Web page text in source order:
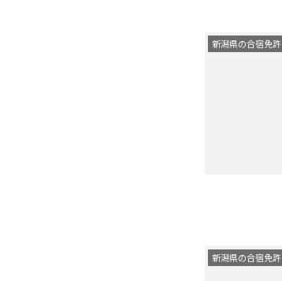
新潟県の合宿免許
新潟県の合宿免許